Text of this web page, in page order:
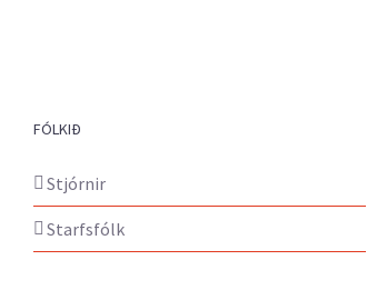
FÓLKIÐ
Stjórnir
Starfsfólk